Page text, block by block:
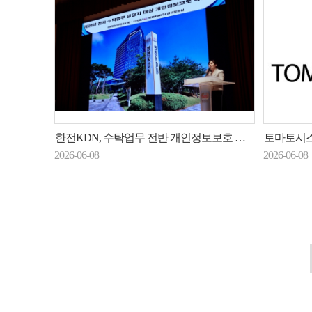
한전KDN, 수탁업무 전반 개인정보보호 체계 고도화 한다
2026-06-08
토마토시스템, 흥
2026-06-08